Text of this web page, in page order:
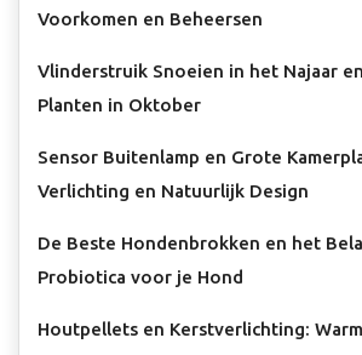
Voorkomen en Beheersen
Vlinderstruik Snoeien in het Najaar
Planten in Oktober
Sensor Buitenlamp en Grote
Verlichting en Natuurlijk Design
De Beste Hondenbrokken en het
Probiotica voor je Hond
Houtpellets en Kerstverlichting: